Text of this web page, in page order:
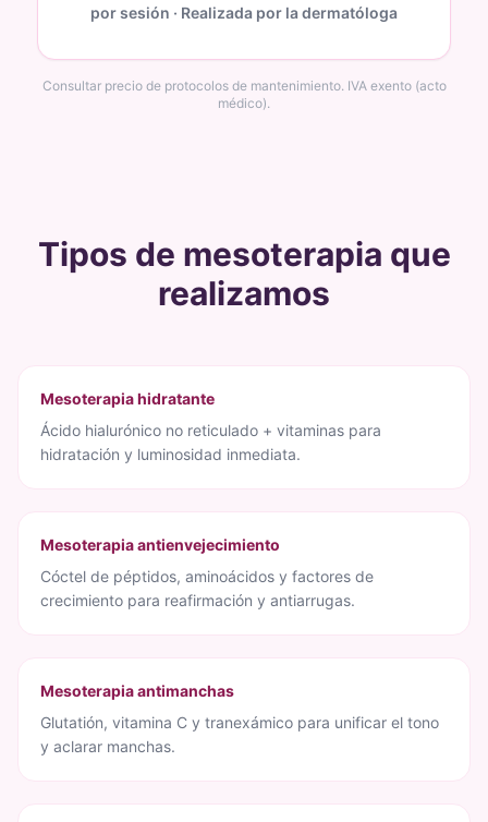
por sesión · Realizada por la dermatóloga
Consultar precio de protocolos de mantenimiento. IVA exento (acto
médico).
Tipos de mesoterapia que
realizamos
Mesoterapia hidratante
Ácido hialurónico no reticulado + vitaminas para
hidratación y luminosidad inmediata.
Mesoterapia antienvejecimiento
Cóctel de péptidos, aminoácidos y factores de
crecimiento para reafirmación y antiarrugas.
Mesoterapia antimanchas
Glutatión, vitamina C y tranexámico para unificar el tono
y aclarar manchas.